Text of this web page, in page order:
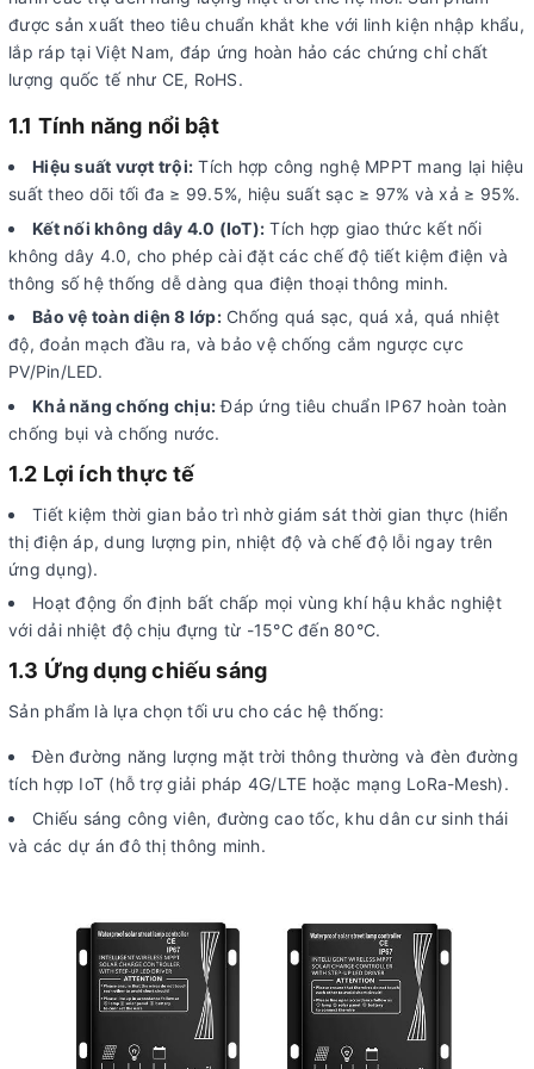
được sản xuất theo tiêu chuẩn khắt khe với linh kiện nhập khẩu,
lắp ráp tại Việt Nam, đáp ứng hoàn hảo các chứng chỉ chất
lượng quốc tế như CE, RoHS.
1.1 Tính năng nổi bật
Hiệu suất vượt trội: Tích hợp công nghệ MPPT mang lại hiệu
suất theo dõi tối đa ≥ 99.5%, hiệu suất sạc ≥ 97% và xả ≥ 95%.
Kết nối không dây 4.0 (IoT): Tích hợp giao thức kết nối
không dây 4.0, cho phép cài đặt các chế độ tiết kiệm điện và
thông số hệ thống dễ dàng qua điện thoại thông minh.
Bảo vệ toàn diện 8 lớp:Chống quá sạc, quá xả, quá nhiệt
độ, đoản mạch đầu ra, và bảo vệ chống cắm ngược cực
PV/Pin/LED.
Khả năng chống chịu:Đáp ứng tiêu chuẩn IP67 hoàn toàn
chống bụi và chống nước.
1.2 Lợi ích thực tế
Tiết kiệm thời gian bảo trì nhờ giám sát thời gian thực (hiển
thị điện áp, dung lượng pin, nhiệt độ và chế độ lỗi ngay trên
ứng dụng).
Hoạt động ổn định bất chấp mọi vùng khí hậu khắc nghiệt
với dải nhiệt độ chịu đựng từ -15°C đến 80°C.
1.3 Ứng dụng chiếu sáng
Sản phẩm là lựa chọn tối ưu cho các hệ thống:
Đèn đường năng lượng mặt trời thông thường và đèn đường
tích hợp IoT (hỗ trợ giải pháp 4G/LTE hoặc mạng LoRa-Mesh).
Chiếu sáng công viên, đường cao tốc, khu dân cư sinh thái
và các dự án đô thị thông minh.